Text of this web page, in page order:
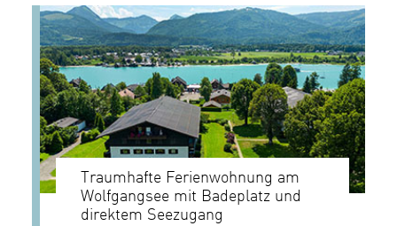
Traumhafte Ferienwohnung am
Wolfgangsee mit Badeplatz und
direktem Seezugang